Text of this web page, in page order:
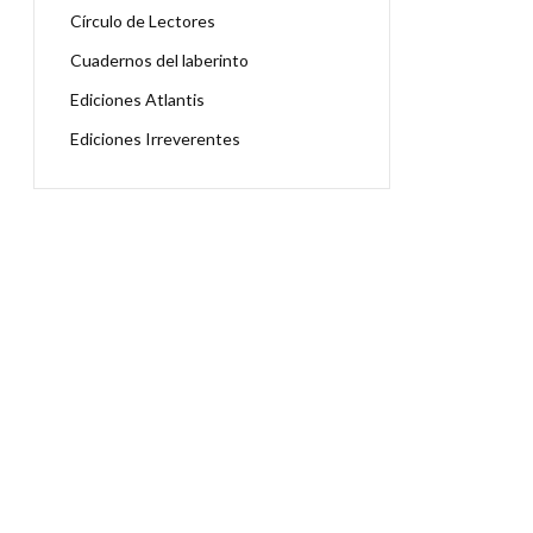
Círculo de Lectores
Cuadernos del laberinto
Ediciones Atlantis
Ediciones Irreverentes